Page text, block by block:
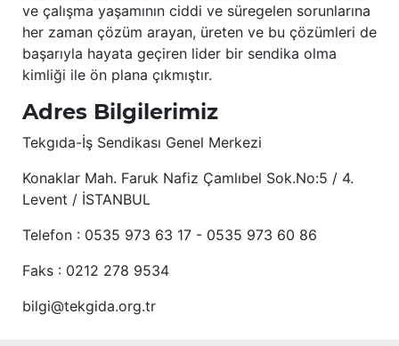
ve çalışma yaşamının ciddi ve süregelen sorunlarına
her zaman çözüm arayan, üreten ve bu çözümleri de
başarıyla hayata geçiren lider bir sendika olma
kimliği ile ön plana çıkmıştır.
Adres Bilgilerimiz
Tekgıda-İş Sendikası Genel Merkezi
Konaklar Mah. Faruk Nafiz Çamlıbel Sok.No:5 / 4.
Levent / İSTANBUL
Telefon : 0535 973 63 17 - 0535 973 60 86
Faks : 0212 278 9534
bilgi@tekgida.org.tr